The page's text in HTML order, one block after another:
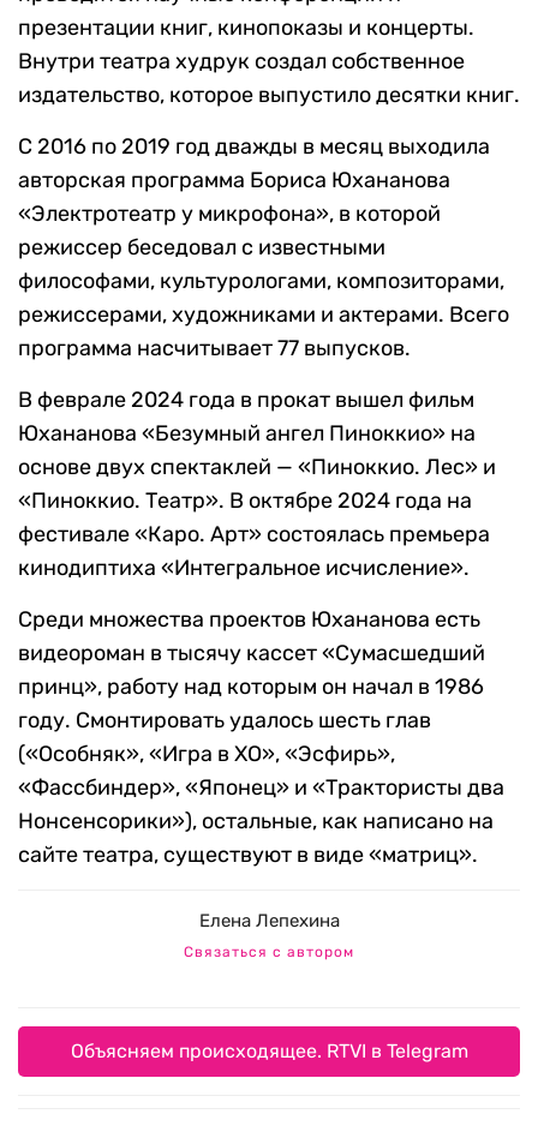
презентации книг, кинопоказы и концерты.
Внутри театра худрук создал собственное
издательство, которое выпустило десятки книг.
С 2016 по 2019 год дважды в месяц выходила
авторская программа Бориса Юхананова
«Электротеатр у микрофона», в которой
режиссер беседовал с известными
философами, культурологами, композиторами,
режиссерами, художниками и актерами. Всего
программа насчитывает 77 выпусков.
В феврале 2024 года в прокат вышел фильм
Юхананова «Безумный ангел Пиноккио» на
основе двух спектаклей — «Пиноккио. Лес» и
«Пиноккио. Театр». В октябре 2024 года на
фестивале «Каро. Арт» состоялась премьера
кинодиптиха «Интегральное исчисление».
Среди множества проектов Юхананова есть
видеороман в тысячу кассет «Сумасшедший
принц», работу над которым он начал в 1986
году. Смонтировать удалось шесть глав
(«Особняк», «Игра в ХО», «Эсфирь»,
«Фассбиндер», «Японец» и «Трактористы два
Нонсенсорики»), остальные, как написано на
сайте театра, существуют в виде «матриц».
Елена Лепехина
Связаться с автором
Объясняем происходящее. RTVI в Telegram